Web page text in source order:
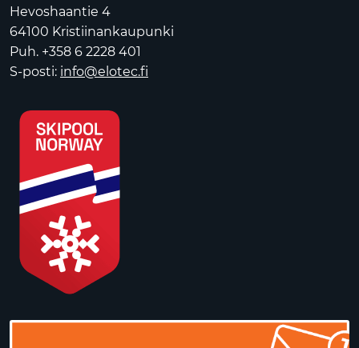
Hevoshaantie 4
64100 Kristiinankaupunki
Puh. +358 6 2228 401
S-posti: info@elotec.fi